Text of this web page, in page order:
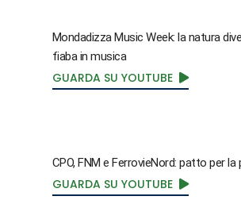
Mondadizza Music Week: la natura
fiaba in musica
GUARDA SU YOUTUBE
CPO, FNM e FerrovieNord: patto per la
GUARDA SU YOUTUBE